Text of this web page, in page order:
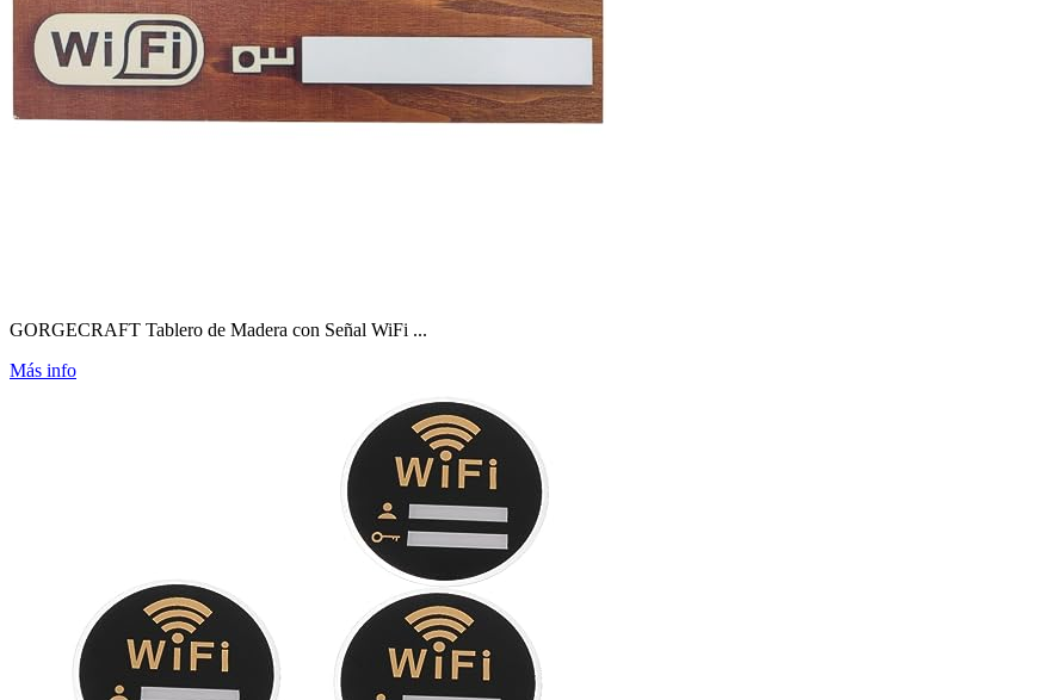
GORGECRAFT Tablero de Madera con Señal WiFi ...
Más info